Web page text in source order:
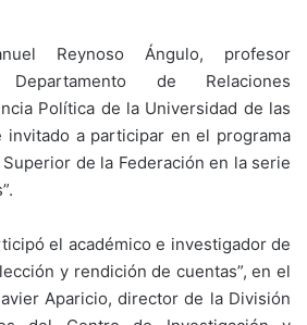
Reynoso Ángulo, profesor
de Relaciones
Política de la Universidad de las
invitado a participar en el programa
de la Federación en la serie
el académico e investigador de
y rendición de cuentas”, en el
Aparicio, director de la División